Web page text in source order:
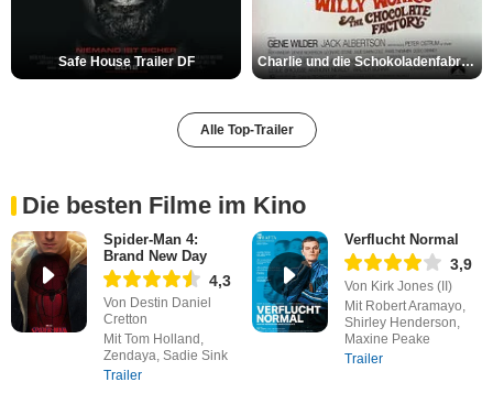
Safe House Trailer DF Charlie und die Schokoladenfabrik Trailer OV
Alle Top-Trailer
Die besten Filme im Kino
Spider-Man 4:
Brand New Day
4,3
Von Destin Daniel
Cretton
Mit Tom Holland,
Zendaya, Sadie Sink
Trailer
Verflucht Normal
3,9
Von Kirk Jones (II)
Mit Robert Aramayo,
Shirley Henderson,
Maxine Peake
Trailer